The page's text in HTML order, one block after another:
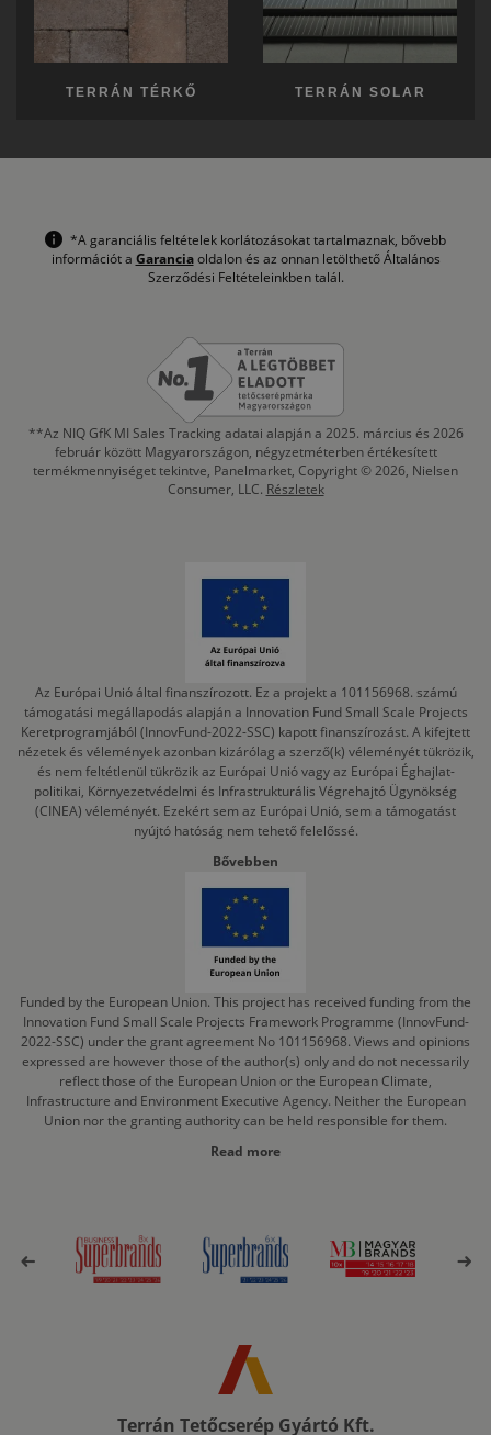
TERRÁN TÉRKŐ TERRÁN SOLAR
*A garanciális feltételek korlátozásokat tartalmaznak, bővebb
információt a Garanciaoldalon és az onnan letölthető Általános
Szerződési Feltételeinkben talál.
**Az NIQ GfK MI Sales Tracking adatai alapján a 2025. március és 2026
február között Magyarországon, négyzetméterben értékesített
termékmennyiséget tekintve, Panelmarket, Copyright © 2026, Nielsen
Consumer, LLC. Részletek
Az Európai Unió által finanszírozott. Ez a projekt a 101156968. számú
támogatási megállapodás alapján a Innovation Fund Small Scale Projects
Keretprogramjából (InnovFund-2022-SSC) kapott finanszírozást. A kifejtett
nézetek és vélemények azonban kizárólag a szerző(k) véleményét tükrözik,
és nem feltétlenül tükrözik az Európai Unió vagy az Európai Éghajlat-
politikai, Környezetvédelmi és Infrastrukturális Végrehajtó Ügynökség
(CINEA) véleményét. Ezekért sem az Európai Unió, sem a támogatást
nyújtó hatóság nem tehető felelőssé.
Bővebben
Funded by the European Union. This project has received funding from the
Innovation Fund Small Scale Projects Framework Programme (InnovFund-
2022-SSC) under the grant agreement No 101156968. Views and opinions
expressed are however those of the author(s) only and do not necessarily
reflect those of the European Union or the European Climate,
Infrastructure and Environment Executive Agency. Neither the European
Union nor the granting authority can be held responsible for them.
Read more
Terrán Tetőcserép Gyártó Kft.